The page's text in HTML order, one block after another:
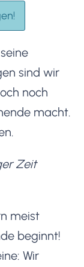
sind wir
noch
macht.
Zeit
meist
beginnt!
Wir